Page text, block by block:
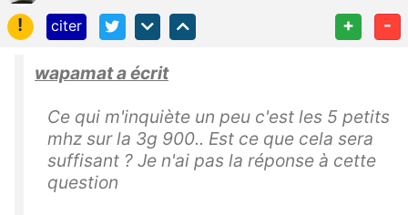
!
citer + -
wapamat a écrit
Ce qui m'inquiète un peu c'est les 5 petits
mhz sur la 3g 900.. Est ce que cela sera
suffisant ? Je n'ai pas la réponse à cette
question